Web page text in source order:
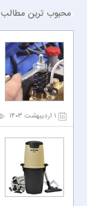
محبوب ترین مطالب
۱ اردیبهشت ۱۴۰۳